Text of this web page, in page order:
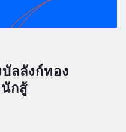
ลลังก์ทอง
กสู้